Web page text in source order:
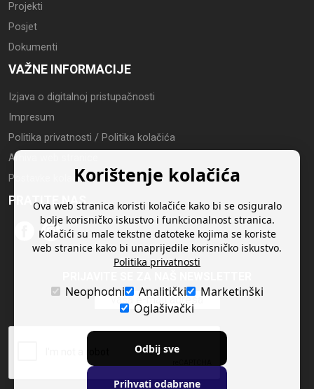
Projekti
Posjet
Dokumenti
VAŽNE INFORMACIJE
Izjava o digitalnoj pristupačnosti
Impresum
Politika privatnosti / Politika kolačića
Arhiva web stranice
Postavke kolačića
PRATITE NAS
Korištenje kolačića
Ova web stranica koristi kolačiće kako bi se osiguralo
bolje korisničko iskustvo i funkcionalnost stranica.
Kolačići su male tekstne datoteke kojima se koriste
web stranice kako bi unaprijedile korisničko iskustvo.
Politika privatnosti
Neophodni Analitički
Marketinški
Oglašivački
Odbij sve
Prihvati odabrane